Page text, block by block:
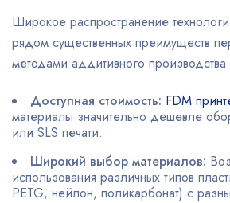
Широкое распространение
рядом существенных преимуществ
методами аддитивного производства:
Доступная стоимость: FDM
материалы значительно дешевле
или SLS печати.
Широкий выбор материалов:
использования различных типов
PETG, нейлон, поликарбонат) с